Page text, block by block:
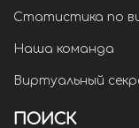
Статистика по
Наша команда
Виртуальный
ПОИСК